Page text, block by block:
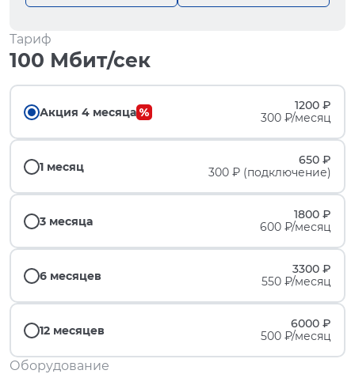
Тариф
100 Мбит/сек
Акция 4 месяца
1200 ₽
300 ₽/месяц
1 месяц
650 ₽
300 ₽ (подключение)
3 месяца
1800 ₽
600 ₽/месяц
6 месяцев
3300 ₽
550 ₽/месяц
12 месяцев
6000 ₽
500 ₽/месяц
Оборудование